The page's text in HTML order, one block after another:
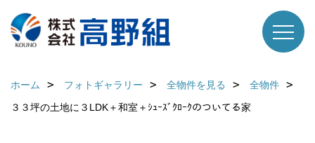
ホーム フォトギャラリー 全物件を見る
全物件
３３坪の土地に３LDK＋和室＋ｼｭｰｽﾞｸﾛｰｸのついてる家